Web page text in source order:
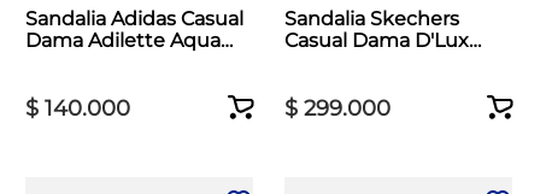
Sandalia Adidas Casual
Dama Adilette Aqua
$ 140.000
Sandalia Skechers
Casual Dama D'Lux
$ 299.000